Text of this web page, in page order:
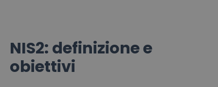
NIS2: definizione e
obiettivi